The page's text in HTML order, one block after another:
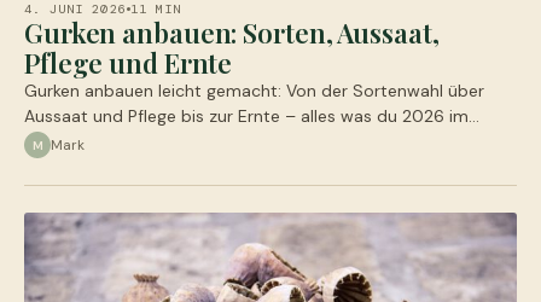
4. JUNI 2026 11 MIN
Gurken anbauen: Sorten, Aussaat,
Pflege und Ernte
Gurken anbauen leicht gemacht: Von der Sortenwahl über
Aussaat und Pflege bis zur Ernte – alles was du 2026 im…
M Mark